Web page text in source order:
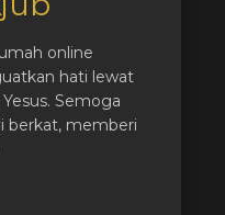
online
hati lewat
Semoga
berkat, memberi